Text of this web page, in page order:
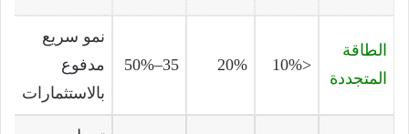
الطاقة
المتجددة
<10%
20%
35–50%
نمو سريع
مدفوع
بالاستثمارات